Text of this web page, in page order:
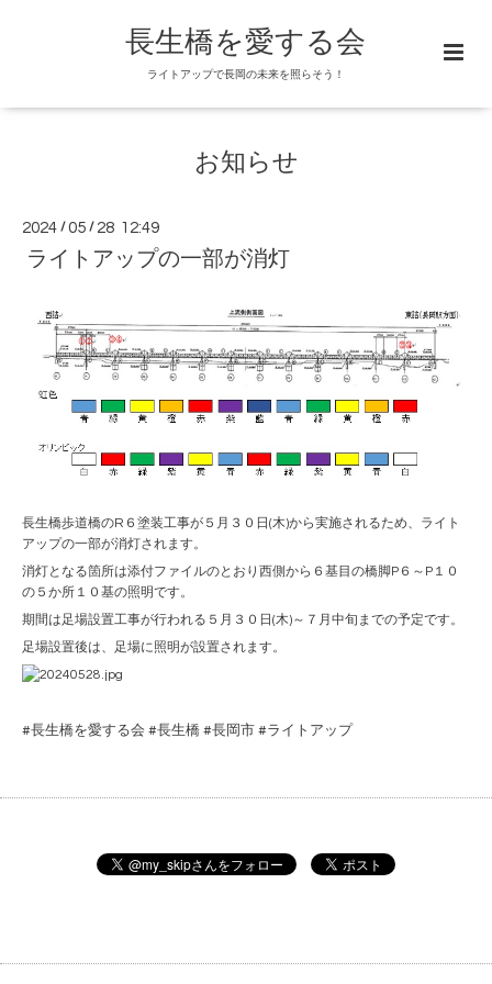
長生橋を愛する会
ライトアップで長岡の未来を照らそう！
お知らせ
2024 /05 / 28 12:49
ライトアップの一部が消灯
長生橋歩道橋のR６塗装工事が５月３０日(木)から実施されるため、ライト
アップの一部が消灯されます。
消灯となる箇所は添付ファイルのとおり西側から６基目の橋脚P６～P１０
の５か所１０基の照明です。
期間は足場設置工事が行われる５月３０日(木)～７月中旬までの予定です。
足場設置後は、足場に照明が設置されます。
#長生橋を愛する会 #長生橋 #長岡市 #ライトアップ